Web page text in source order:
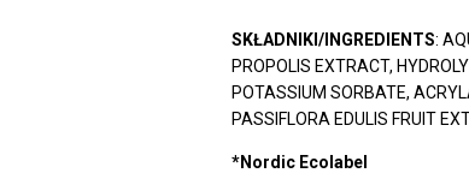
SKŁADNIKI/INGREDIENTS:
PROPOLIS EXTRACT,
POTASSIUM SORBATE,
PASSIFLORA EDULIS FRUIT
*Nordic Ecolabel